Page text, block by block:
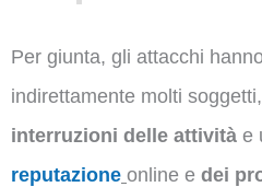
Per giunta, gli attacchi
indirettamente molti
interruzioni delle attività e
reputazione online e dei